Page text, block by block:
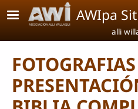
Pasar al contenido
AWIpa
alli